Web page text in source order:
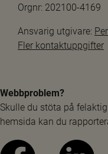
Orgnr: 202100-4169
Ansvarig utgivare:
Fler kontaktuppgifter
Webbproblem?
Skulle du stöta på
hemsida kan du